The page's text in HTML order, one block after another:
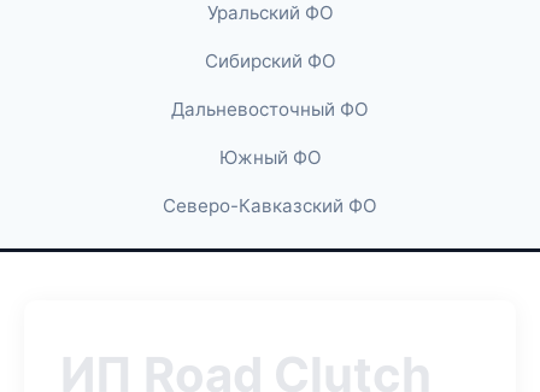
Уральский ФО
Сибирский ФО
Дальневосточный ФО
Южный ФО
Северо-Кавказский ФО
ИП Road Clutch